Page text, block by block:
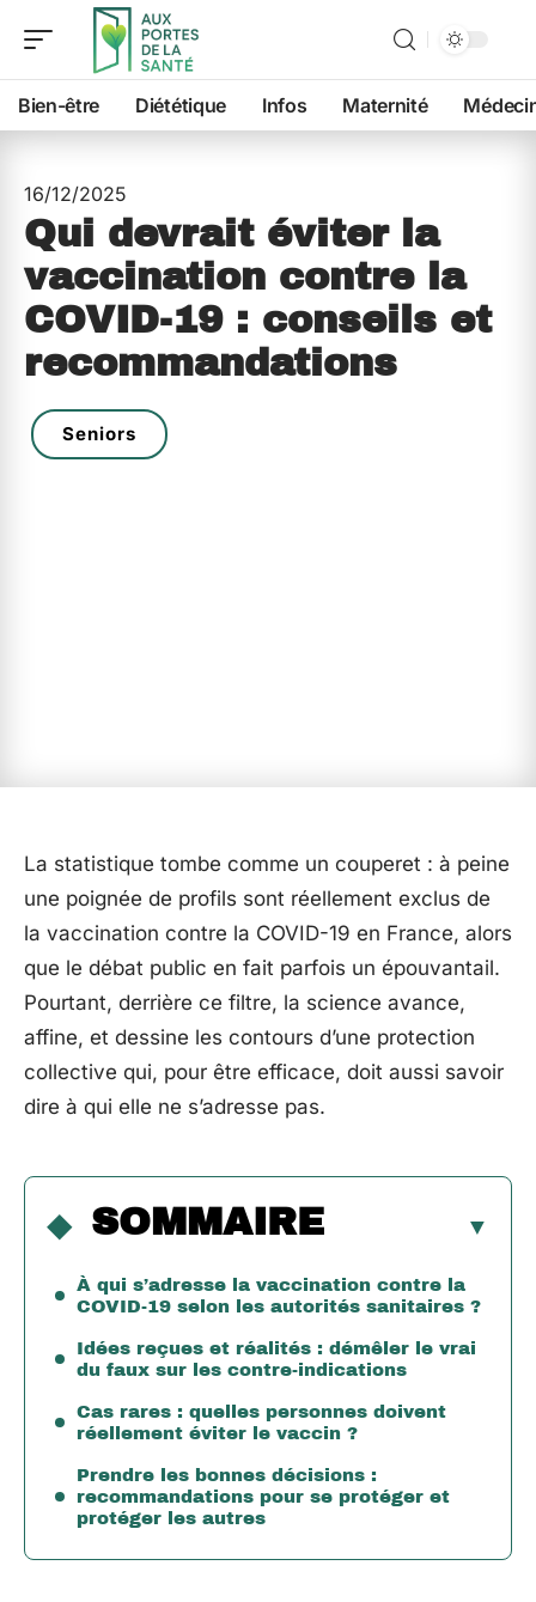
Bien-être Diététique Infos Maternité
16/12/2025
Qui devrait éviter la
vaccination contre la
COVID-19 : conseils et
recommandations
Seniors
La statistique tombe comme un couperet : à peine
une poignée de profils sont réellement exclus de
la vaccination contre la COVID-19 en France, alors
que le débat public en fait parfois un épouvantail.
Pourtant, derrière ce filtre, la science avance,
affine, et dessine les contours d’une protection
collective qui, pour être efficace, doit aussi savoir
dire à qui elle ne s’adresse pas.
SOMMAIRE
À qui s’adresse la vaccination contre la
COVID-19 selon les autorités sanitaires ?
Idées reçues et réalités : démêler le vrai
du faux sur les contre-indications
Cas rares : quelles personnes doivent
réellement éviter le vaccin ?
Prendre les bonnes décisions :
recommandations pour se protéger et
protéger les autres